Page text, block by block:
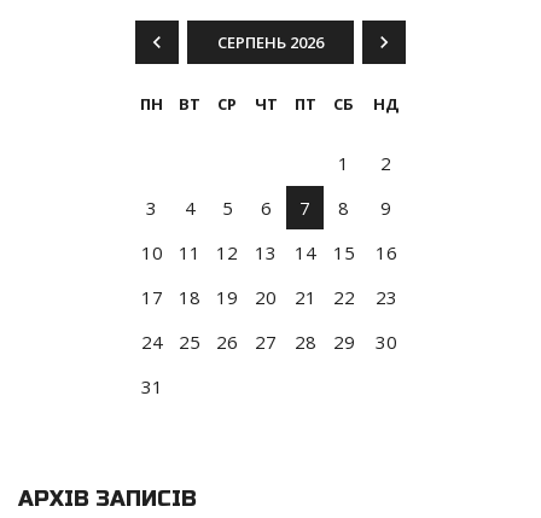
СЕРПЕНЬ 2026
ПН ВТ СР ЧТ ПТ СБ НД
1
2
3
4 5 6 7 8
9
10
11 12 13 14 15
16
17
18 19 20 21 22
23
24
25 26 27 28 29
30
31
АРХІВ ЗАПИСІВ